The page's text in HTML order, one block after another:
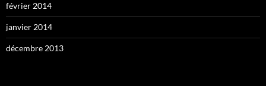
février 2014
janvier 2014
décembre 2013